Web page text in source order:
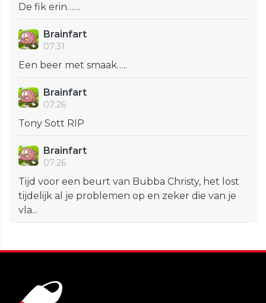
De fik erin……
Brainfart
07:31
Een beer met smaak…..
Brainfart
07:26
Tony Sott RIP
Brainfart
07:26
Tijd voor een beurt van Bubba Christy, het lost
tijdelijk al je problemen op en zeker die van je
vla...